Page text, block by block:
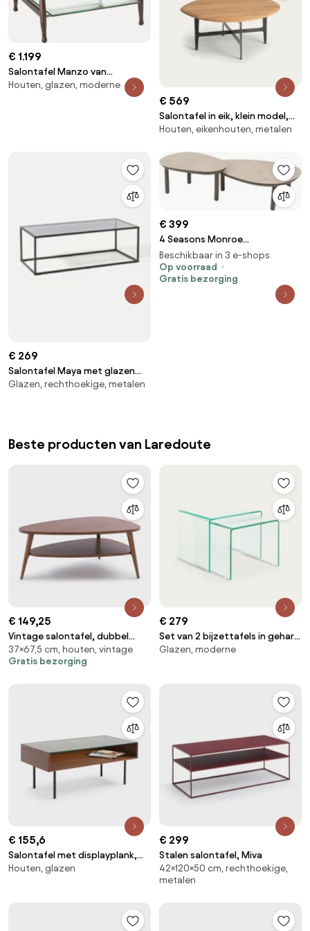
€ 1.199
Salontafel Manzo van
mindihout met glazen
Houten, glazen, moderne
€ 569
Salontafel in eik, klein model,
Addisson
Houten, eikenhouten, metalen
€ 269
Salontafel Maya met glazen
tafelblad
Glazen, rechthoekige, metalen
€ 399
4 Seasons Monroe
loungetafels Ø65xH32 cm en
Ø80xH27 cm - terre
Beschikbaar in 3 e-shops
Op voorraad
Gratis bezorging
Beste producten van Laredoute
€ 149,25
Vintage salontafel, dubbel
blad, lengte 90 cm, Quilda
37×67,5 cm, houten, vintage
Gratis bezorging
€ 279
Set van 2 bijzettafels in gehard
glas, Cristalline
Glazen, moderne
€ 155,6
Salontafel met displayplank,
walnootfineer, BIANZO
Houten, glazen
€ 299
Stalen salontafel, Miva
42×120×50 cm, rechthoekige,
metalen